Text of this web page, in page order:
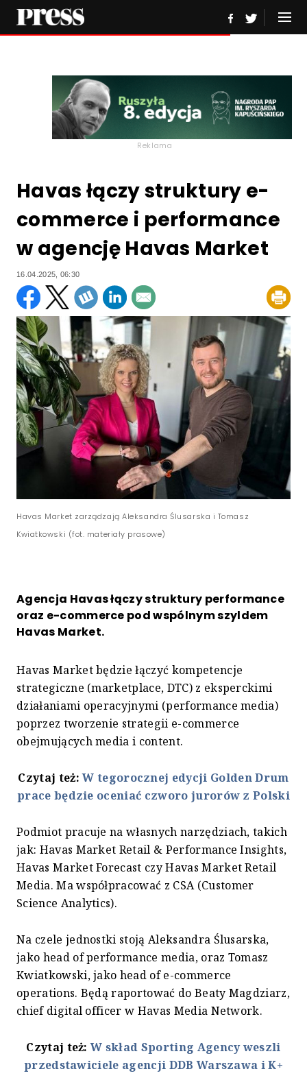
Reklama
Havas łączy struktury e-
commerce i performance
w agencję Havas Market
16.04.2025, 06:30
Havas Market zarządzają Aleksandra Ślusarska i Tomasz
Kwiatkowski (fot. materiały prasowe)
Agencja Havas łączy struktury performance
oraz e-commerce pod wspólnym szyldem
Havas Market.
Havas Market będzie łączyć kompetencje
strategiczne (marketplace, DTC) z eksperckimi
działaniami operacyjnymi (performance media)
poprzez tworzenie strategii e-commerce
obejmujących media i content.
Czytaj też:W tegorocznej edycji Golden Drum
prace będzie oceniać czworo jurorów z Polski
Podmiot pracuje na własnych narzędziach, takich
jak: Havas Market Retail & Performance Insights,
Havas Market Forecast czy Havas Market Retail
Media. Ma współpracować z CSA (Customer
Science Analytics).
Na czele jednostki stoją Aleksandra Ślusarska,
jako head of performance media, oraz Tomasz
Kwiatkowski, jako head of e-commerce
operations. Będą raportować do Beaty Magdziarz,
chief digital officer w Havas Media Network.
Czytaj też:W skład Sporting Agency weszli
przedstawiciele agencji DDB Warszawa i K+